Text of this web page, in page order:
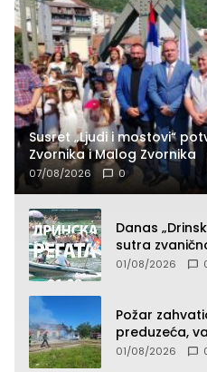
Susret „Ljudi i mostovi“
Zvornika i Malog Zvornika
07/08/2026 0
Danas
sutra
01/08/2026
Požar
preduzeća,
vatru (FOTO)
01/08/2026